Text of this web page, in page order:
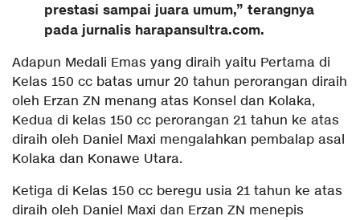
prestasi sampai juara umum,” terangnya
pada jurnalis harapansultra.com.
Adapun Medali Emas yang diraih yaitu Pertama di
Kelas 150 cc batas umur 20 tahun perorangan diraih
oleh Erzan ZN menang atas Konsel dan Kolaka,
Kedua di kelas 150 cc perorangan 21 tahun ke atas
diraih oleh Daniel Maxi mengalahkan pembalap asal
Kolaka dan Konawe Utara.
Ketiga di Kelas 150 cc beregu usia 21 tahun ke atas
diraih oleh Daniel Maxi dan Erzan ZN menepis